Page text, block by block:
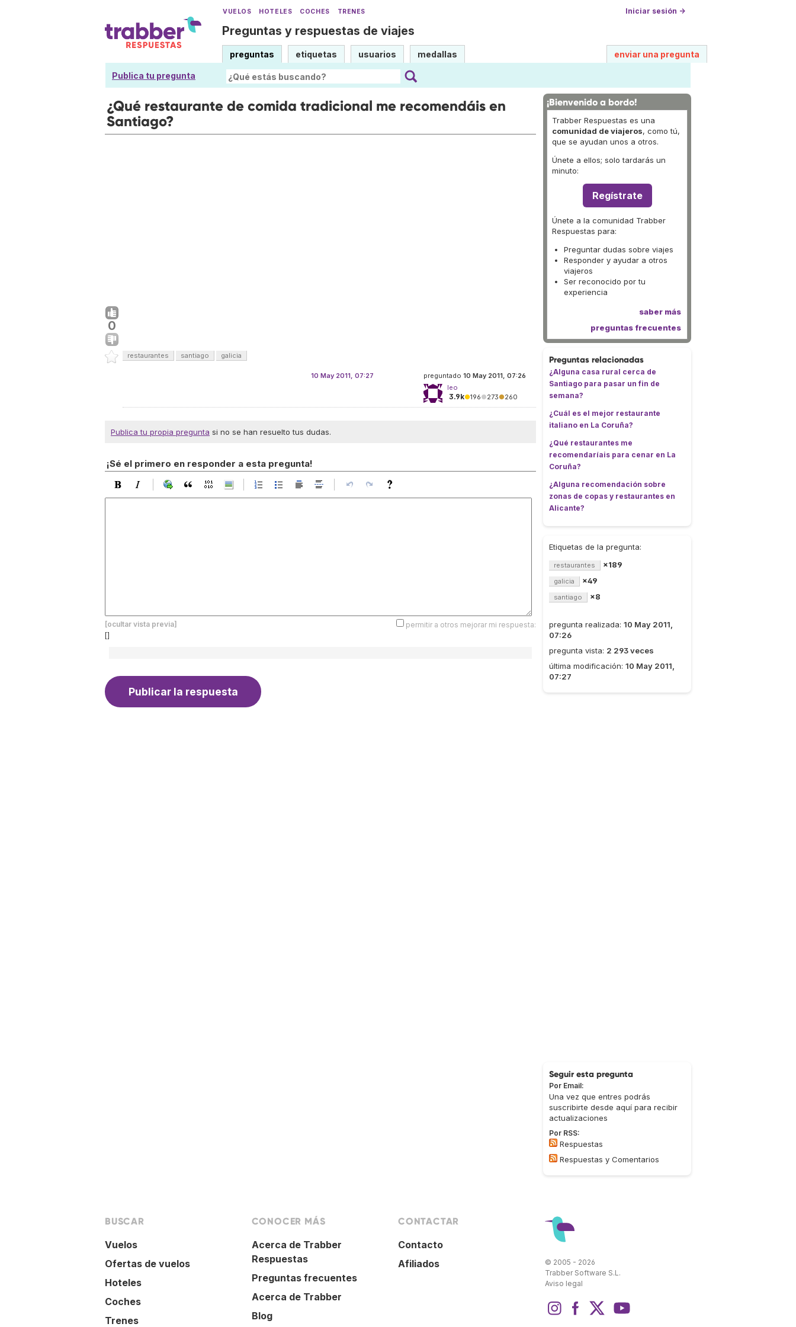
VUELOS HOTELES COCHES TRENES Iniciar sesión →
Preguntas y respuestas de viajes
preguntas etiquetas usuarios medallas enviar una pregunta
Publica tu pregunta
¿Qué restaurante de comida tradicional me recomendáis en
Santiago?
0
restaurantes santiago galicia
preguntado 10 May 2011, 07:26
leo
3.9k●196●273●260
10 May 2011, 07:27
Publica tu propia pregunta si no se han resuelto tus dudas.
¡Sé el primero en responder a esta pregunta!
[ocultar vista previa]
permitir a otros mejorar mi respuesta:
[]
¡Bienvenido a bordo!
Trabber Respuestas es una
comunidad de viajeros, como tú,
que se ayudan unos a otros.
Únete a ellos; solo tardarás un
minuto:
Regístrate
Únete a la comunidad Trabber
Respuestas para:
Preguntar dudas sobre viajes
Responder y ayudar a otros
viajeros
Ser reconocido por tu
experiencia
saber más
preguntas frecuentes
Preguntas relacionadas
¿Alguna casa rural cerca de
Santiago para pasar un fin de
semana?
¿Cuál es el mejor restaurante
italiano en La Coruña?
¿Qué restaurantes me
recomendaríais para cenar en La
Coruña?
¿Alguna recomendación sobre
zonas de copas y restaurantes en
Alicante?
Etiquetas de la pregunta:
restaurantes ×189
galicia ×49
santiago ×8
pregunta realizada: 10 May 2011,
07:26
pregunta vista: 2 293 veces
última modificación: 10 May 2011,
07:27
Seguir esta pregunta
Por Email:
Una vez que entres podrás
suscribirte desde aquí para recibir
actualizaciones
Por RSS:
Respuestas
Respuestas y Comentarios
BUSCAR
Vuelos
Ofertas de vuelos
Hoteles
Coches
Trenes
CONOCER MÁS
Acerca de Trabber
Respuestas
Preguntas frecuentes
Acerca de Trabber
Blog
CONTACTAR
Contacto
Afiliados
© 2005 - 2026
Trabber Software S.L.
Aviso legal